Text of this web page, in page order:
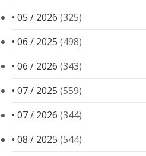
• 05 / 2026 (325)
• 06 / 2025 (498)
• 06 / 2026 (343)
• 07 / 2025 (559)
• 07 / 2026 (344)
• 08 / 2025 (544)